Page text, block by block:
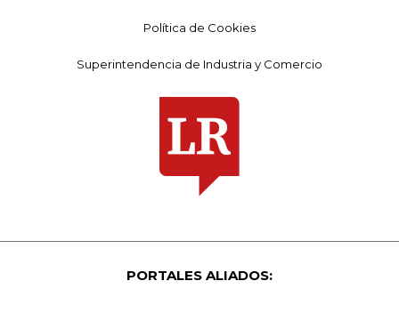
Política de Cookies
Superintendencia de Industria y Comercio
PORTALES ALIADOS: